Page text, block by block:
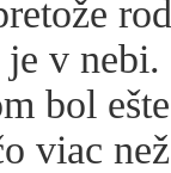
v
bol
viac